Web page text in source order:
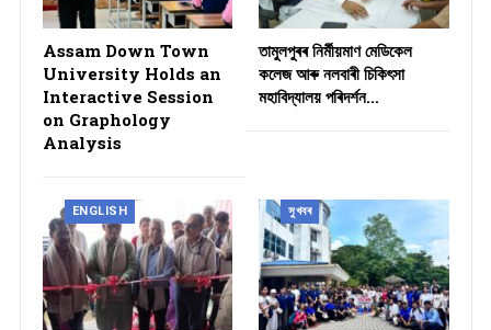
Assam Down Town
University Holds an
Interactive Session
on Graphology
Analysis
তামুলপুৰৰ নিৰ্মীয়মাণ মেডিকেল
কলেজ আৰু নলবাৰী চিকিৎসা
মহাবিদ্যালয় পৰিদৰ্শন…
ENGLISH সুখবৰ